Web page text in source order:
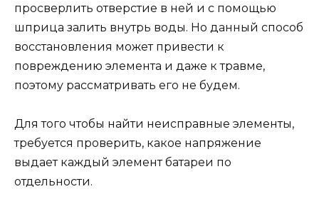
просверлить отверстие в ней и с помощью
шприца залить внутрь воды. Но данный способ
восстановления может привести к
повреждению элемента и даже к травме,
поэтому рассматривать его не будем.
Для того чтобы найти неисправные элементы,
требуется проверить, какое напряжение
выдает каждый элемент батареи по
отдельности.